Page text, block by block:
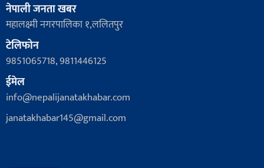
नेपाली जनता खबर
महालक्ष्मी नगरपालिका १,ललितपुर
टेलिफोन
9851065718, 9811446125
ईमेल
info@nepalijanatakhabar.com
janatakhabar145@gmail.com